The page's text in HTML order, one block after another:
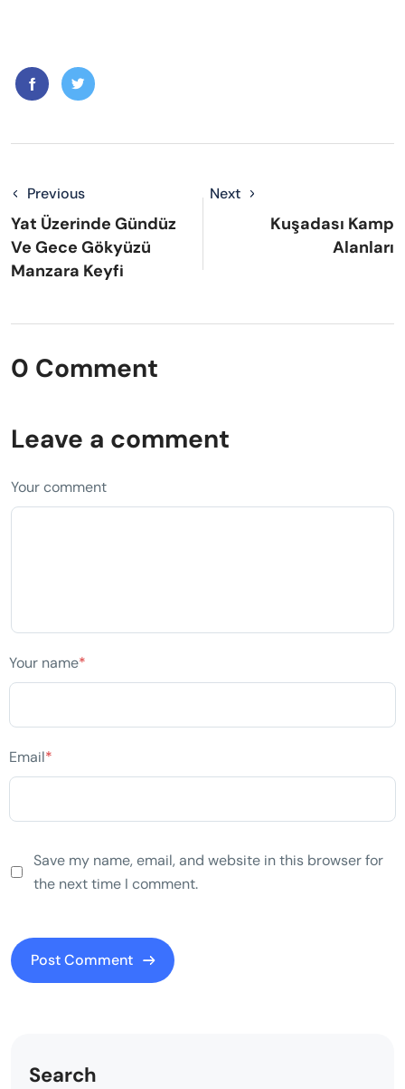
Previous
Yat Üzerinde Gündüz
Ve Gece Gökyüzü
Manzara Keyfi
Next
Kuşadası Kamp
Alanları
0 Comment
Leave a comment
Your comment
Your name*
Email*
Save my name, email, and website in this browser for
the next time I comment.
Search